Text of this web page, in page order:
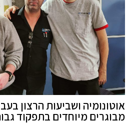
אוטונומיה ושביעות הרצון
מבוגרים מיוחדים בתפקוד